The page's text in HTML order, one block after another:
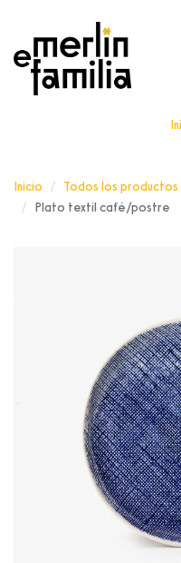
Inicio Todos los productos
Plato textil café/postre